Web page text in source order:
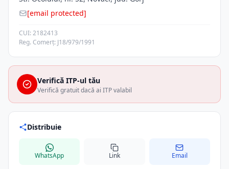
[email protected]
CUI: 2182413
Reg. Comerț: J18/979/1991
Verifică ITP-ul tău
Verifică gratuit dacă ai ITP valabil
Distribuie
WhatsApp Link Email